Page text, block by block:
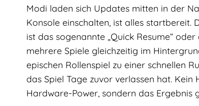
Modi laden sich Updates mitten in der
Konsole einschalten, ist alles
ist das sogenannte „Quick Resume“
mehrere Spiele gleichzeitig im
epischen Rollenspiel zu einer schnellen
das Spiel Tage zuvor verlassen hat.
Hardware-Power, sondern das